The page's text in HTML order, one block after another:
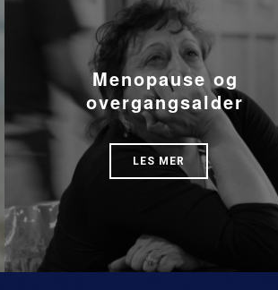
Menopause og
overgangsalder
LES MER